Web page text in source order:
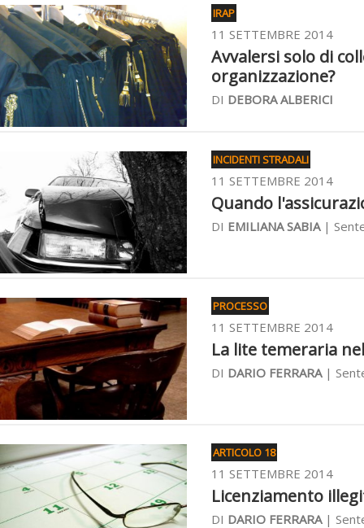
IRAP
11 SETTEMBRE 2014
Avvalersi solo di
organizzazione?
DI DEBORA ALBERICI
INCIDENTI STRADALI
11 SETTEMBRE 2014
Quando
DI EMILIANA SABIA|
PROCESSO
11 SETTEMBRE 2014
La lite temeraria
DI DARIO FERRARA|
ARTICOLO 18
11 SETTEMBRE 2014
Licenziamento
DI DARIO FERRARA|